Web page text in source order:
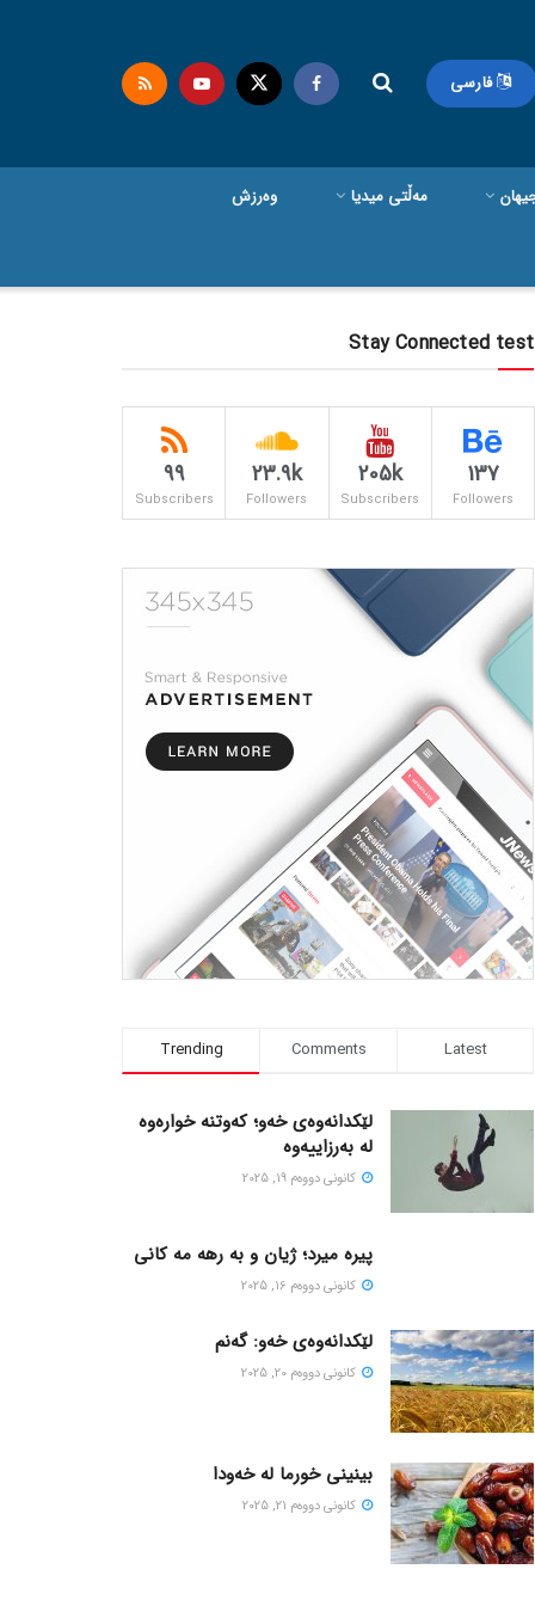
فارسی
مەڵتی میدیا وەرزش
Stay Connected test
137
Followers
205k
Subscribers
23.9k
Followers
99
Subscribers
Trending Comments Latest
لێکدانەوەی خەو؛ کەوتنە خوارەوە
لە بەرزاییەوە
كانونی دووه‌م 19, 2025
پیره میرد؛ ژیان و به رهه مه کانی
كانونی دووه‌م 16, 2025
لێکدانەوەی خەو: گەنم
كانونی دووه‌م 20, 2025
بینینی خورما لە خەودا
كانونی دووه‌م 21, 2025